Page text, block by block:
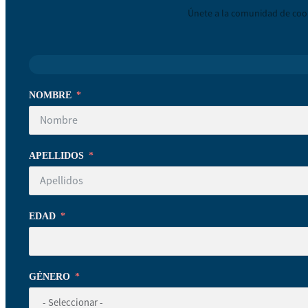
Únete a la comunidad de
NOMBRE
APELLIDOS
EDAD
GÉNERO